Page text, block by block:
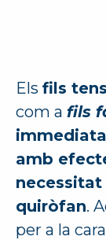
Els fils
com a fils
amb
necessitat
quiròfan.
per a la